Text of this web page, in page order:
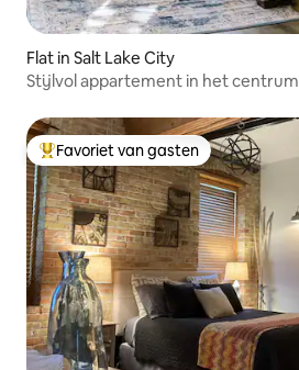
Flat in Salt Lake City
Stijlvol appartement in het centrum
Topfavoriet van gasten
Favoriet van gasten